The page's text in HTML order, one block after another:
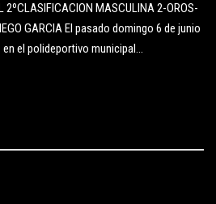
2ºCLASIFICACION MASCULINA 2-OROS-
GARCIA El pasado domingo 6 de junio
el polideportivo municipal…